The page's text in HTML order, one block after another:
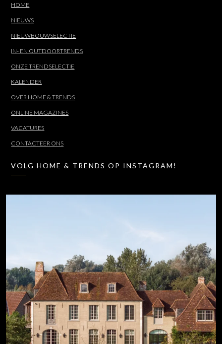
HOME
NIEUWS
NIEUWBOUWSELECTIE
IN- EN OUTDOORTRENDS
ONZE TRENDSELECTIE
KALENDER
OVER HOME & TRENDS
ONLINE MAGAZINES
VACATURES
CONTACTEER ONS
VOLG HOME & TRENDS OP INSTAGRAM!